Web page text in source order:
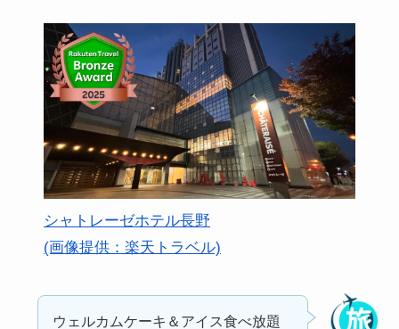
シャトレーゼホテル長野
(画像提供：楽天トラベル)
ウェルカムケーキ＆アイス食べ放題